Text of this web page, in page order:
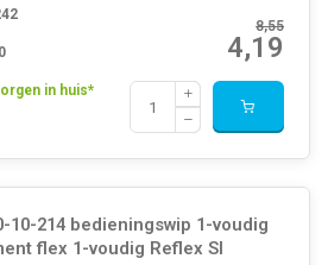
8,55
4,19
in huis*
10-214 bedieningswip 1-voudig
flex 1-voudig Reflex SI